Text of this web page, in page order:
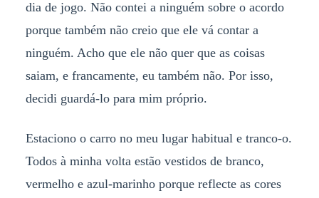
dia de jogo. Não contei a ninguém sobre o acordo
porque também não creio que ele vá contar a
ninguém. Acho que ele não quer que as coisas
saiam, e francamente, eu também não. Por isso,
decidi guardá-lo para mim próprio.
Estaciono o carro no meu lugar habitual e tranco-o.
Todos à minha volta estão vestidos de branco,
vermelho e azul-marinho porque reflecte as cores